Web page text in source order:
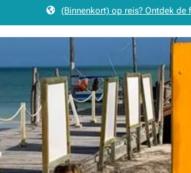
(Binnenkort) op reis? Ontdek de